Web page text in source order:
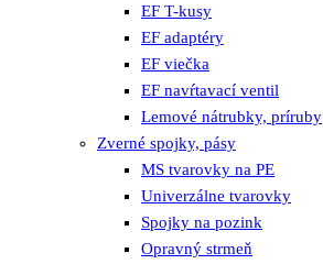
EF T-kusy
EF adaptéry
EF viečka
EF navŕtavací ventil
Lemové nátrubky, príruby
Zverné spojky, pásy
MS tvarovky na PE
Univerzálne tvarovky
Spojky na pozink
Opravný strmeň